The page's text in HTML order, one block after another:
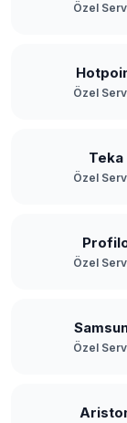
Özel
Özel
Teka
Özel
Özel
Özel